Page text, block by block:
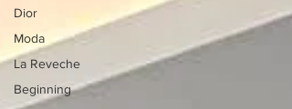
Dior
Moda
La Reveche
Beginning